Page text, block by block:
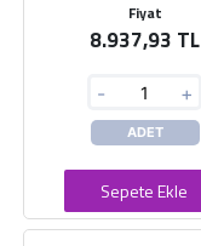
Fiyat
8.937,93 TL
- +
ADET
Sepete Ekle